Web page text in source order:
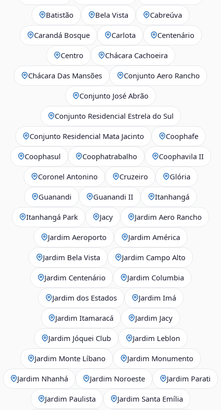
Batistão Bela Vista Cabreúva
Carandá Bosque Carlota Centenário
Centro Chácara Cachoeira
Chácara Das Mansões Conjunto Aero Rancho
Conjunto José Abrão
Conjunto Residencial Estrela do Sul
Conjunto Residencial Mata Jacinto Coophafe
Coophasul Coophatrabalho Coophavila II
Coronel Antonino Cruzeiro Glória
Guanandi Guanandi II Itanhangá
Itanhangá Park Jacy Jardim Aero Rancho
Jardim Aeroporto Jardim América
Jardim Bela Vista Jardim Campo Alto
Jardim Centenário Jardim Columbia
Jardim dos Estados Jardim Imá
Jardim Itamaracá Jardim Jacy
Jardim Jóquei Club Jardim Leblon
Jardim Monte Líbano Jardim Monumento
Jardim Nhanhá Jardim Noroeste Jardim Parati
Jardim Paulista Jardim Santa Emília